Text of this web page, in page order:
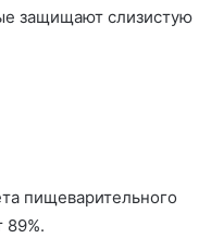
защищают слизистую
пищеварительного
89%.